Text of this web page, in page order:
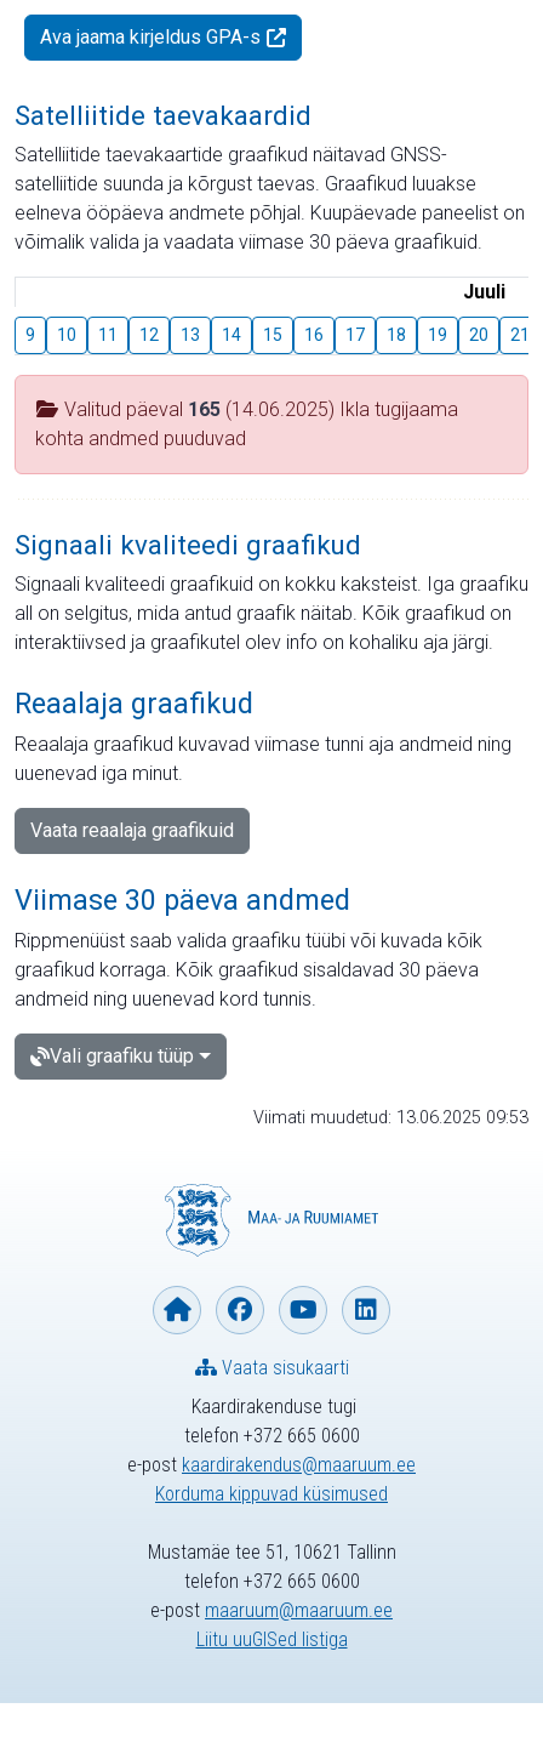
Ava jaama kirjeldus GPA-s
Satelliitide taevakaardid
Satelliitide taevakaartide graafikud näitavad GNSS-
satelliitide suunda ja kõrgust taevas. Graafikud luuakse
eelneva ööpäeva andmete põhjal. Kuupäevade paneelist on
võimalik valida ja vaadata viimase 30 päeva graafikuid.
Juuli
9 10 11 12 13 14 15 16 17 18 19 20 21
Valitud päeval 165 (14.06.2025) Ikla tugijaama
kohta andmed puuduvad
Signaali kvaliteedi graafikud
Signaali kvaliteedi graafikuid on kokku kaksteist. Iga graafiku
all on selgitus, mida antud graafik näitab. Kõik graafikud on
interaktiivsed ja graafikutel olev info on kohaliku aja järgi.
Reaalaja graafikud
Reaalaja graafikud kuvavad viimase tunni aja andmeid ning
uuenevad iga minut.
Vaata reaalaja graafikuid
Viimase 30 päeva andmed
Rippmenüüst saab valida graafiku tüübi või kuvada kõik
graafikud korraga. Kõik graafikud sisaldavad 30 päeva
andmeid ning uuenevad kord tunnis.
Vali graafiku tüüp
Viimati muudetud: 13.06.2025 09:53
Kaardirakenduse tugi
telefon +372 665 0600
e-post kaardirakendus@maaruum.ee
Korduma kippuvad küsimused
Vaata sisukaarti
Mustamäe tee 51, 10621 Tallinn
telefon +372 665 0600
e-post maaruum@maaruum.ee
Liitu uuGISed listiga